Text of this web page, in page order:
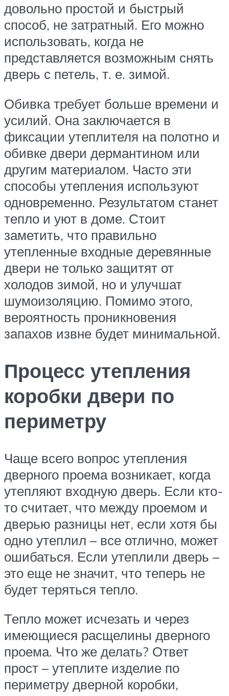
довольно простой и быстрый
способ, не затратный. Его можно
использовать, когда не
представляется возможным снять
дверь с петель, т. е. зимой.
Обивка требует больше времени и
усилий. Она заключается в
фиксации утеплителя на полотно и
обивке двери дермантином или
другим материалом. Часто эти
способы утепления используют
одновременно. Результатом станет
тепло и уют в доме. Стоит
заметить, что правильно
утепленные входные деревянные
двери не только защитят от
холодов зимой, но и улучшат
шумоизоляцию. Помимо этого,
вероятность проникновения
запахов извне будет минимальной.
Процесс утепления
коробки двери по
периметру
Чаще всего вопрос утепления
дверного проема возникает, когда
утепляют входную дверь. Если кто-
то считает, что между проемом и
дверью разницы нет, если хотя бы
одно утеплил – все отлично, может
ошибаться. Если утеплили дверь –
это еще не значит, что теперь не
будет теряться тепло.
Тепло может исчезать и через
имеющиеся расщелины дверного
проема. Что же делать? Ответ
прост – утеплите изделие по
периметру дверной коробки,